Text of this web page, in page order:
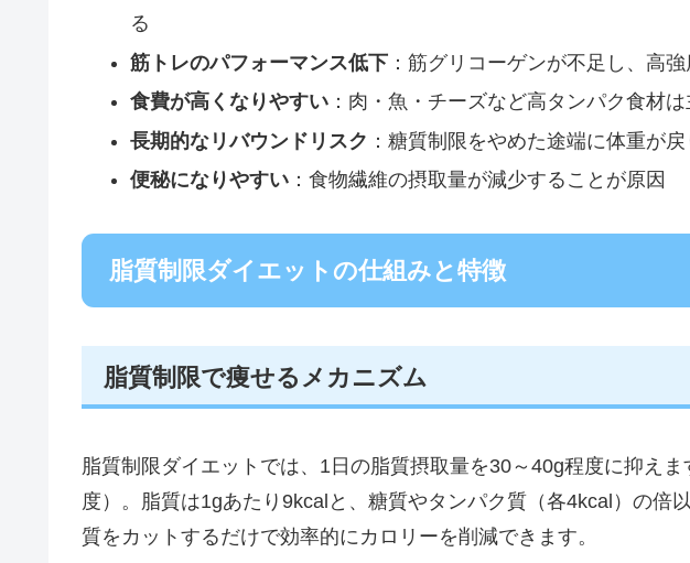
る
筋トレのパフォーマンス低下：筋グリコーゲンが不足し、高
食費が高くなりやすい：肉・魚・チーズなど高タンパク食材
長期的なリバウンドリスク ：糖質制限をやめた途端に体重が
便秘になりやすい：食物繊維の摂取量が減少することが原因
脂質制限ダイエットの仕組みと特徴
脂質制限で痩せるメカニズム
脂質制限ダイエットでは、1日の脂質摂取量を30～40g程度に抑え
度）。脂質は1gあたり9kcalと、糖質やタンパク質（各4kcal）の倍
質をカットするだけで効率的にカロリーを削減できます。